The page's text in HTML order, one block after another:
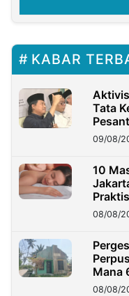
KABAR
Tata
09/08/
10
08/08/
Mana
Kini?
08/08/